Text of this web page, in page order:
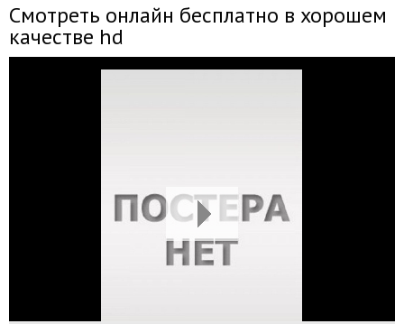
Смотреть онлайн бесплатно в хорошем
качестве hd